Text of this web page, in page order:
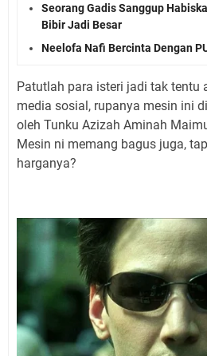
Seorang Gadis Sanggup
Bibir Jadi Besar
Neelofa Nafi Bercinta Dengan
Patutlah para isteri jadi tak tentu
media sosial, rupanya mesin ini
oleh Tunku Azizah Aminah
Mesin ni memang bagus juga,
harganya?